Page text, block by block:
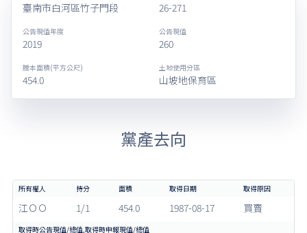
臺南市白河區竹子門段 26-271
公告現值年度
2019
公告現值
260
謄本面積(平方公尺)
454.0
土地使用分區
山坡地保育區
黨產去向
江ＯＯ 1/1 454.0 1987-08-17 買賣